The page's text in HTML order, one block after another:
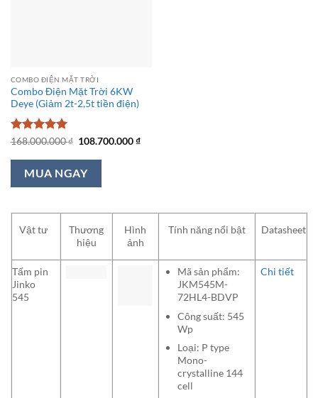
COMBO ĐIỆN MẶT TRỜI
Combo Điện Mặt Trời 6KW
Deye (Giảm 2t-2,5t tiền điện)
Được xếp
sao
168.000.000₫ Giá
là:
168.000.000 ₫.
108.700.000₫Giá
MUA NGAY
Vật tư
Thương
hiệu
Hình
ảnh
Tính năng nổi bật Datasheet
Tấm pin
Jinko
545
Mã sản phẩm:
JKM545M-
72HL4-BDVP
Công suất: 545
Wp
Loại: P type
Mono-
crystalline 144
cell
Chi tiết